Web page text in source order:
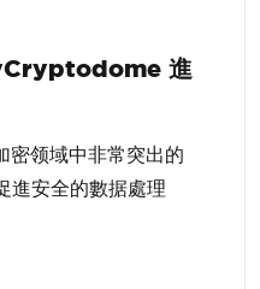
進
领域中非常突出的
進安全的數据處理